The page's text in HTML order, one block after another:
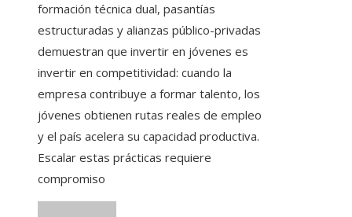
formación técnica dual, pasantías
estructuradas y alianzas público-privadas
demuestran que invertir en jóvenes es
invertir en competitividad: cuando la
empresa contribuye a formar talento, los
jóvenes obtienen rutas reales de empleo
y el país acelera su capacidad productiva.
Escalar estas prácticas requiere
compromiso